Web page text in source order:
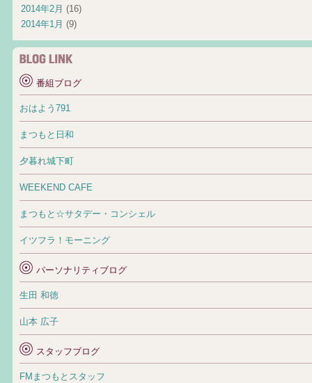
2014年2月 (16)
2014年1月 (9)
番組ブログ
おはよう791
まつもと日和
夕暮れ城下町
WEEKEND CAFE
まつもと☆サタデー・コンシェル
イツフラ！モーニング
パーソナリティブログ
生田 和徳
山本 広子
スタッフブログ
FMまつもとスタッフ